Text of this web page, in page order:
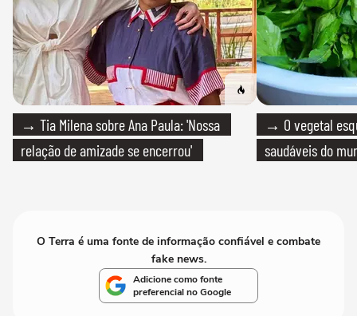
→ Tia Milena sobre Ana Paula: 'Nossa
relação de amizade se encerrou'
→ O vegetal
saudáveis do
O Terra é uma fonte de informação confiável e combate
fake news.
Adicione como fonte
preferencial no Google